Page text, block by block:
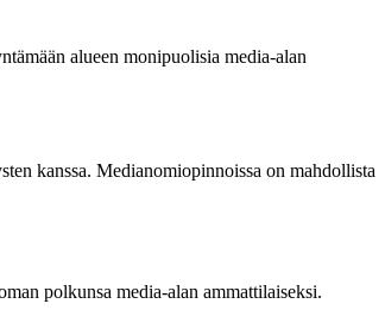
alueen monipuolisia media-alan
kanssa. Medianomiopinnoissa on mahdollista
polkunsa media-alan ammattilaiseksi.